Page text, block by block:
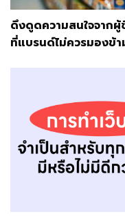
ดึงดูดความสนใจจาก
ที่แบรนด์ไม่ควรมองข้า